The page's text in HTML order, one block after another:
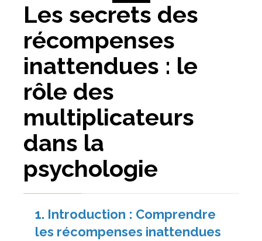
Les secrets des
récompenses
inattendues : le
rôle des
multiplicateurs
dans la
psychologie
1. Introduction : Comprendre
les récompenses inattendues